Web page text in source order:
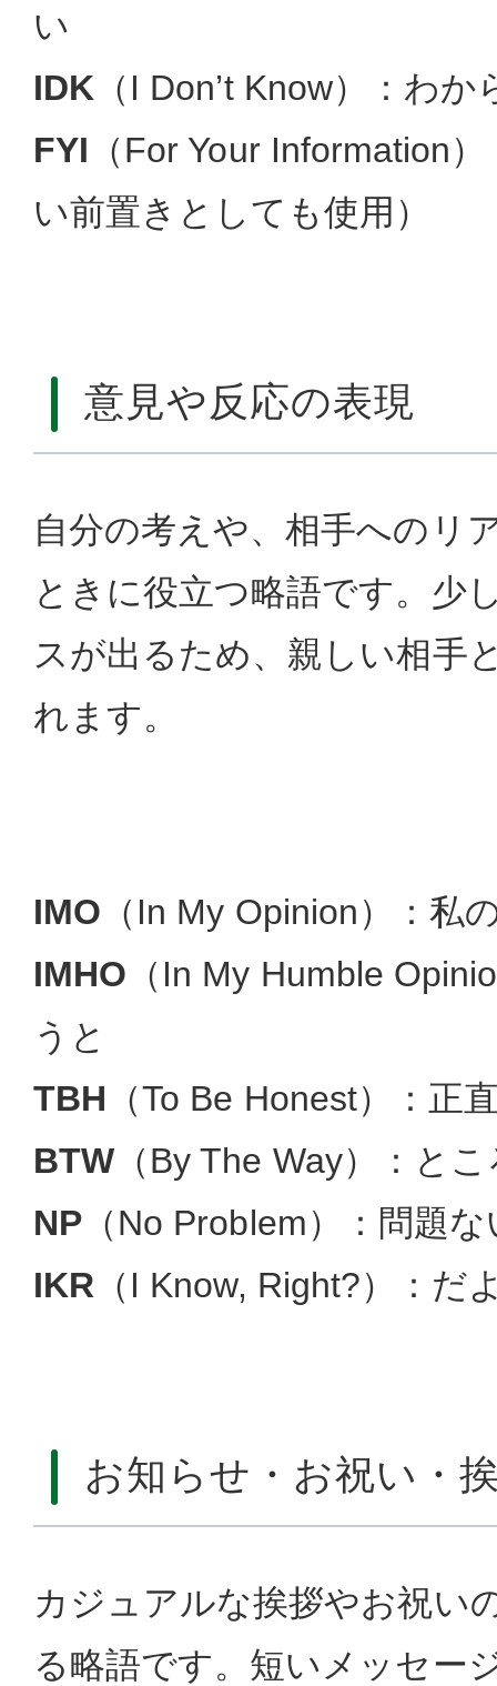
い
IDK （I Don’t Know）：わか
FYI （For Your Information
い前置きとしても使用）
意見や反応の表現
自分の考えや、相手へのリ
ときに役立つ略語です。少
スが出るため、親しい相手
れます。
IMO （In My Opinion）：私
IMHO （In My Humble
うと
TBH （To Be Honest）：正
BTW （By The Way）：と
NP （No Problem）：問題
IKR （I Know, Right?）：だ
お知らせ・お祝い・
カジュアルな挨拶やお祝い
る略語です。短いメッセー